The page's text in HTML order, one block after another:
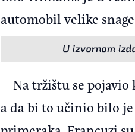
automobil velike
U izvornom
Na tržištu se
a da bi to učinio bilo